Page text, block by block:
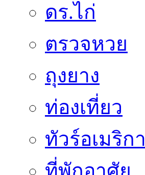
ดร.ไก่
ตรวจหวย
ถุงยาง
ท่องเที่ยว
ทัวร์อเมริกา
ที่พักอาศัย